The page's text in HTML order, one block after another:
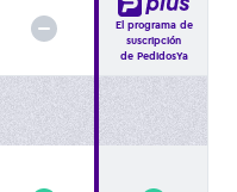
El programa de
suscripción
de PedidosYa